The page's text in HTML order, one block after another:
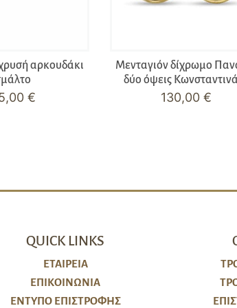
αρκουδάκι
€
Μενταγιόν δίχρωμο
δύο όψεις
130,00€
QUICK LINKS
ΕΤΑΙΡΕΙΑ
ΕΠΙΚΟΙΝΩΝΙΑ
ΈΝΤΥΠΟ ΕΠΙΣΤΡΟΦΉΣ